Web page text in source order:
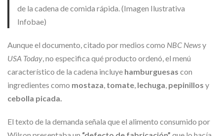
de la cadena de comida rápida. (Imagen Ilustrativa
Infobae)
Aunque el documento, citado por medios como NBC Newsy
USA Today , no especifica qué producto ordenó, el menú
característico de la cadena incluye hamburguesas con
ingredientes como mostaza tomate lechuga pepinillos y
cebolla picada.
El texto de la demanda señala que el alimento consumido por